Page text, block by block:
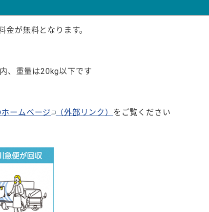
が無料となります。
、重量は20kg以下です
ームページ （外部リンク） をご覧く